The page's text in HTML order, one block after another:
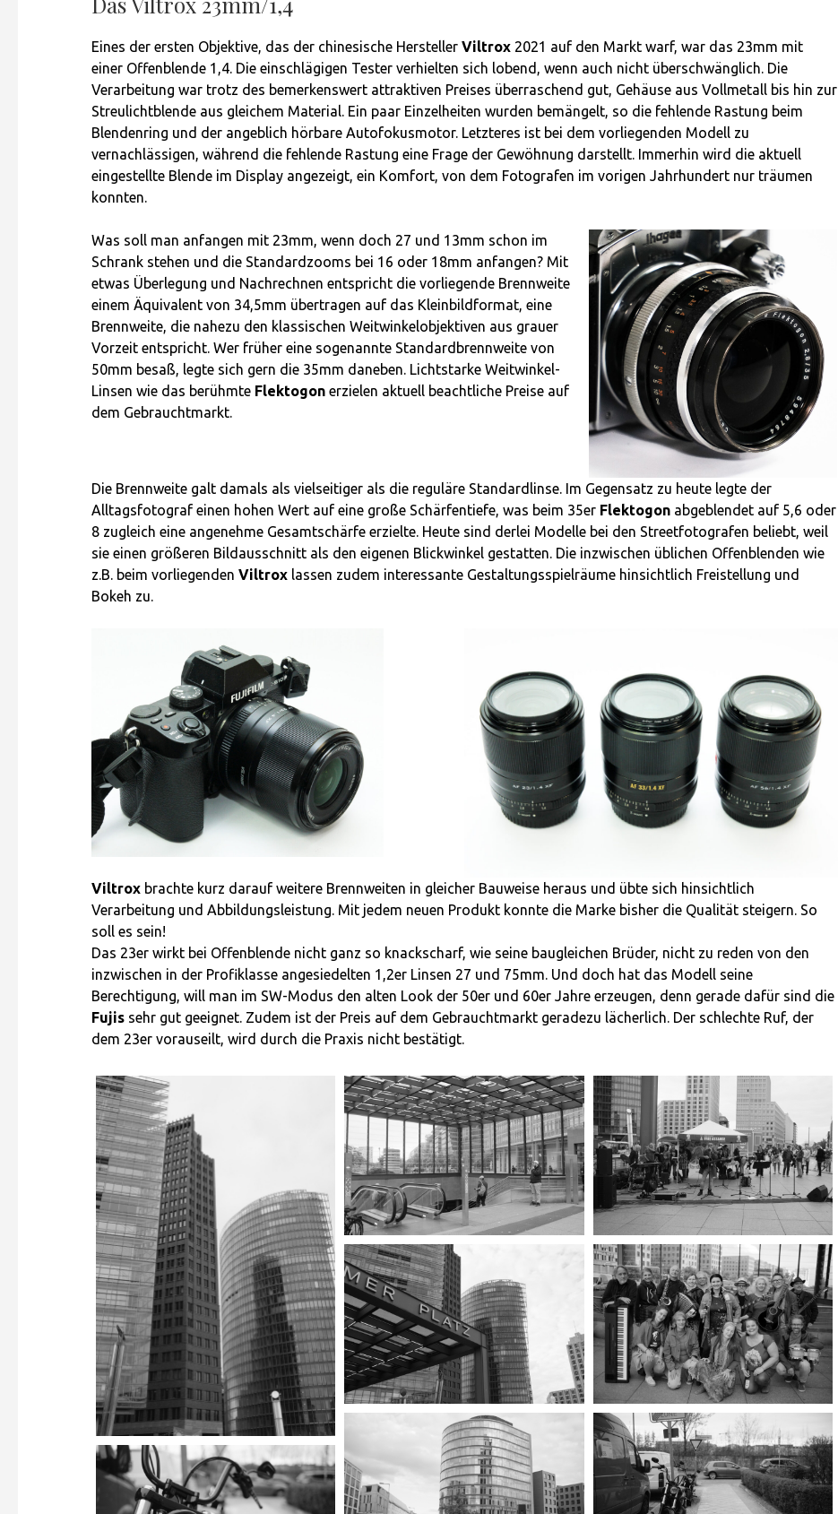
Eines der ersten Objektive, das der chinesische Hersteller Viltrox 2021 auf den Markt warf, war das 23mm mit
einer Offenblende 1,4. Die einschlägigen Tester verhielten sich lobend, wenn auch nicht überschwänglich. Die
Verarbeitung war trotz des bemerkenswert attraktiven Preises überraschend gut, Gehäuse aus Vollmetall bis hin zur
Streulichtblende aus gleichem Material. Ein paar Einzelheiten wurden bemängelt, so die fehlende Rastung beim
Blendenring und der angeblich hörbare Autofokusmotor. Letzteres ist bei dem vorliegenden Modell zu
vernachlässigen, während die fehlende Rastung eine Frage der Gewöhnung darstellt. Immerhin wird die aktuell
eingestellte Blende im Display angezeigt, ein Komfort, von dem Fotografen im vorigen Jahrhundert nur träumen
konnten.
Was soll man anfangen mit 23mm, wenn doch 27 und 13mm schon im
Schrank stehen und die Standardzooms bei 16 oder 18mm anfangen? Mit
etwas Überlegung und Nachrechnen entspricht die vorliegende Brennweite
einem Äquivalent von 34,5mm übertragen auf das Kleinbildformat, eine
Brennweite, die nahezu den klassischen Weitwinkelobjektiven aus grauer
Vorzeit entspricht. Wer früher eine sogenannte Standardbrennweite von
50mm besaß, legte sich gern die 35mm daneben. Lichtstarke Weitwinkel-
Linsen wie das berühmte Flektogon erzielen aktuell beachtliche Preise auf
dem Gebrauchtmarkt.
Die Brennweite galt damals als vielseitiger als die reguläre Standardlinse. Im Gegensatz zu heute legte der
Alltagsfotograf einen hohen Wert auf eine große Schärfentiefe, was beim 35er Flektogon abgeblendet auf 5,6 oder
8 zugleich eine angenehme Gesamtschärfe erzielte. Heute sind derlei Modelle bei den Streetfotografen beliebt, weil
sie einen größeren Bildausschnitt als den eigenen Blickwinkel gestatten. Die inzwischen üblichen Offenblenden wie
z.B. beim vorliegenden Viltrox lassen zudem interessante Gestaltungsspielräume hinsichtlich Freistellung und
Bokeh zu.
Viltrox brachte kurz darauf weitere Brennweiten in gleicher Bauweise heraus und übte sich hinsichtlich
Verarbeitung und Abbildungsleistung. Mit jedem neuen Produkt konnte die Marke bisher die Qualität steigern. So
soll es sein!
Das 23er wirkt bei Offenblende nicht ganz so knackscharf, wie seine baugleichen Brüder, nicht zu reden von den
inzwischen in der Profiklasse angesiedelten 1,2er Linsen 27 und 75mm. Und doch hat das Modell seine
Berechtigung, will man im SW-Modus den alten Look der 50er und 60er Jahre erzeugen, denn gerade dafür sind die
Fujis sehr gut geeignet. Zudem ist der Preis auf dem Gebrauchtmarkt geradezu lächerlich. Der schlechte Ruf, der
dem 23er vorauseilt, wird durch die Praxis nicht bestätigt.